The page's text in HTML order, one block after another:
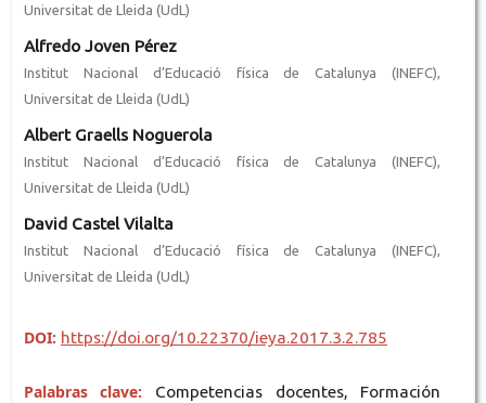
Universitat de Lleida (UdL)
Alfredo Joven Pérez
Institut Nacional d’Educació física de Catalunya (INEFC),
Universitat de Lleida (UdL)
Albert Graells Noguerola
Institut Nacional d’Educació física de Catalunya (INEFC),
Universitat de Lleida (UdL)
David Castel Vilalta
Institut Nacional d’Educació física de Catalunya (INEFC),
Universitat de Lleida (UdL)
DOI: https://doi.org/10.22370/ieya.2017.3.2.785
Palabras clave:
Competencias docentes, Formación